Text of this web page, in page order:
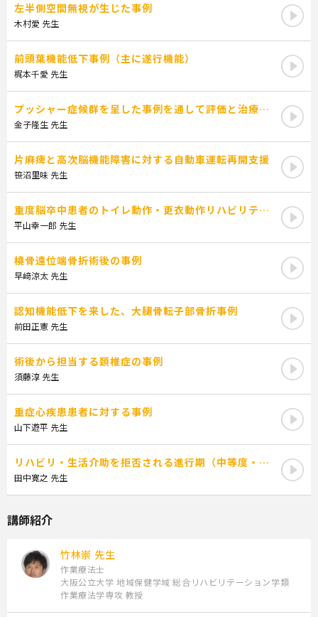
＜講義ラインナップ＞
【概論編】
第1講座：作業療法士の介入に至る以前の臨床思考過程
講師：竹林崇 先生
＜学習内容＞
作業療法に関わり20年以上が経った。20年以上働く中でも、初
めての対象者の方の元に伺う際には、今でも緊張するものであ
る。ただ、新人の頃と圧倒的に異なるのは、情報収集のコツを知
くの対象者とご一緒し、教授いただいた経験があることである。
元来、これらの経験は自らでトライアンドエラーをしながら獲得
していくものであった。ただし、エラーをすることが自身の成長
に繋がることはわかっているものの、そこに身を晒すのは、非常
に胆力が必要なものでもある。今回、各領域で活躍する中堅療法
士の方々に、実際に臨床に向かう際の上記の知識と彼らが培って
きた経験について、事例を通して、伝えていただく。 本章では、
その各領域での作業療法士の介入に至る以前の臨床思考過程につ
いて解説する。
＜到達目標＞
皆様の経験値がより効率的に積み上がることを目的とする。
第2講座：目標設定の手順と解釈〜目標設定の方法と面接時の工
講師：森口咲紀 先生
目標設定の目的と意義
＜到達目標＞
左半側空間無視が生じた事例
木村愛 先生
前頭葉機能低下事例（主に遂行機能）
梶本千愛 先生
プッシャー症候群を呈した事例を通して評価と治療を
学ぶ
金子隆生 先生
片麻痺と高次脳機能障害に対する自動車運転再開支援
笹沼里味 先生
重度脳卒中患者のトイレ動作・更衣動作リハビリテー
ション：評価と介入の実践ガイド
平山幸一郎 先生
橈骨遠位端骨折術後の事例
早﨑涼太 先生
認知機能低下を来した、大腿骨転子部骨折事例
前田正憲 先生
術後から担当する頚椎症の事例
須藤淳 先生
重症心疾患患者に対する事例
山下遊平 先生
リハビリ・生活介助を拒否される進行期（中等度・重
度段階）認知症に対して工夫した事例
田中寛之 先生
講師紹介
竹林崇 先生
作業療法士
大阪公立大学 地域保健学域 総合リハビリテーション学類
作業療法学専攻 教授